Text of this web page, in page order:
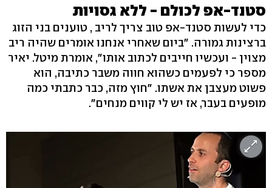
סטנד-אפ לכולם - ללא גסויות
כדי לעשות סטנד-אפ טוב צריך לריב , טוענים בני הזוג
ברצינות גמורה. "ביום שאחרי אנחנו אומרים שהיה ריב
מצוין - ועכשיו חייבים לכתוב אותו", אומרת מיטל. יאיר
מספר כי לפעמים כשהוא חווה משבר כתיבה, הוא
פשוט מעצבן את אשתו. "חוץ מזה, כבר כתבתי כמה
מופעים בעבר, אז יש לי קווים מנחים".